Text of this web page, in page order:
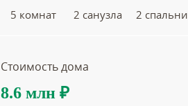
5 комнат 2 санузла 2 спальни
Стоимость дома
8.6 млн ₽